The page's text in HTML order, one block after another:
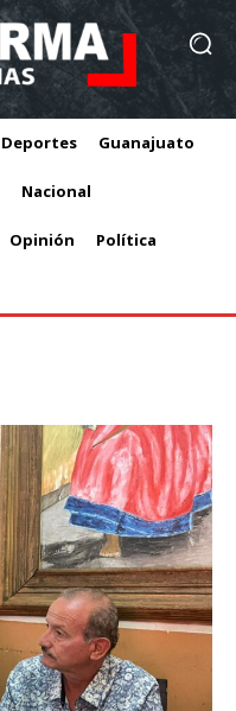
Deportes Guanajuato
Nacional
Opinión Política